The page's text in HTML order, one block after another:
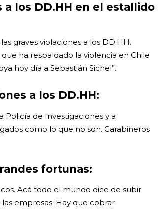
los DD.HH en el estallido
graves violaciones a los DD.HH.
ha respaldado la violencia en Chile
hoy día a Sebastián Sichel”.
a los DD.HH:
Policía de Investigaciones y a
como lo que no son. Carabineros
fortunas:
Acá todo el mundo dice de subir
empresas. Hay que cobrar